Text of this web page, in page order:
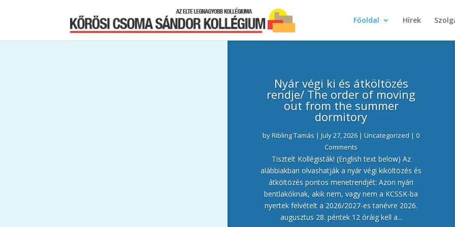
Főoldal Hírek
Nyár végi ki és átköltözés
rendje/ The order of moving
out from the summer
dormitory
byRibling Tamás |July 27, 2026 |Uncategorized | 0
Comments
Tisztelt Kollégisták! (English text below) Az
alábbiakban olvashatják a nyár végi kiköltözés és
átköltözés pontos menetrendjét: Azon nyári
bentlakóknak, akik nem, vagy nem a KCSSK-ba
nyertek felvételt a 2026/2027-es tanévre 2026.
augusztus 28. péntek 12 óráig kell a...